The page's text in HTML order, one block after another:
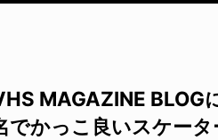
MAGAZINE BLOG
でかっこ良いスケー